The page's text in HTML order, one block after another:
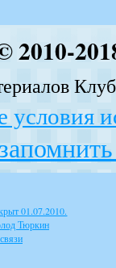
2010-
01.07.2010.
Тюркин